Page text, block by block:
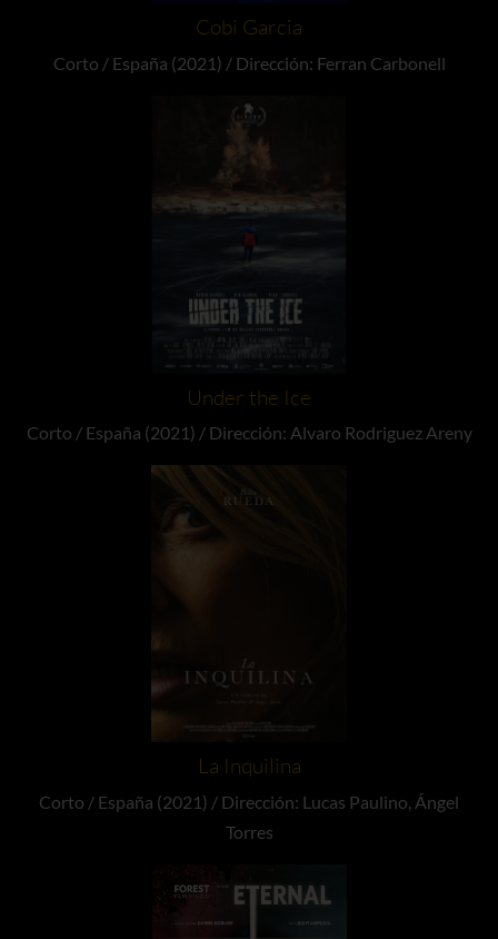
Cobi Garcia
Corto / España (2021) / Dirección: Ferran Carbonell
Under the Ice
Corto / España (2021) / Dirección: Alvaro Rodriguez Areny
La Inquilina
Corto / España (2021) / Dirección: Lucas Paulino, Ángel
Torres